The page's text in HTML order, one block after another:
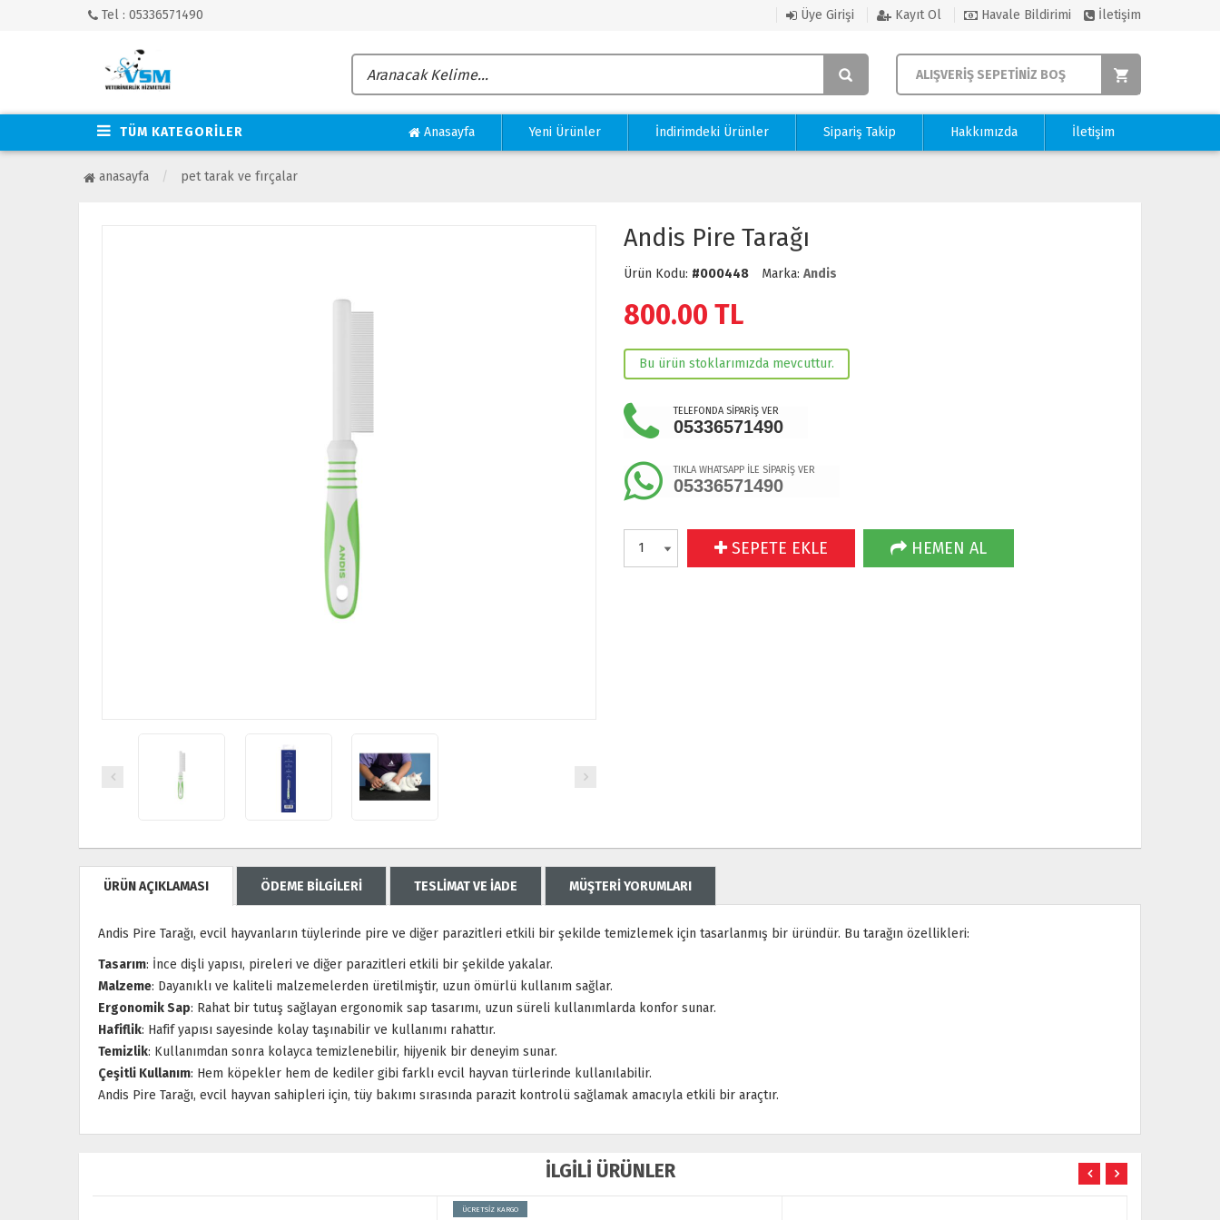
Tel : 05336571490 Üye Girişi Kayıt Ol Havale Bildirimi İletişim
ALIŞVERİŞ SEPETİNİZ BOŞ
TÜM KATEGORİLER Anasayfa Yeni Ürünler İndirimdeki Ürünler Sipariş Takip Hakkımızda İletişim
anasayfa pet tarak ve fırçalar
Andis Pire Tarağı
Ürün Kodu: #000448 Marka: Andis
800.00 TL
Bu ürün stoklarımızda mevcuttur.
TELEFONDA SİPARİŞ VER
05336571490
TIKLA WHATSAPP İLE SİPARİŞ VER
05336571490
SEPETE EKLE HEMEN AL
ÜRÜN AÇIKLAMASI ÖDEME BİLGİLERİ TESLİMAT VE İADE MÜŞTERİ YORUMLARI
Andis Pire Tarağı, evcil hayvanların tüylerinde pire ve diğer parazitleri etkili bir şekilde temizlemek için tasarlanmış bir üründür. Bu tarağın özellikleri:
Tasarım: İnce dişli yapısı, pireleri ve diğer parazitleri etkili bir şekilde yakalar.
Malzeme: Dayanıklı ve kaliteli malzemelerden üretilmiştir, uzun ömürlü kullanım sağlar.
Ergonomik Sap: Rahat bir tutuş sağlayan ergonomik sap tasarımı, uzun süreli kullanımlarda konfor sunar.
Hafiflik: Hafif yapısı sayesinde kolay taşınabilir ve kullanımı rahattır.
Temizlik: Kullanımdan sonra kolayca temizlenebilir, hijyenik bir deneyim sunar.
Çeşitli Kullanım: Hem köpekler hem de kediler gibi farklı evcil hayvan türlerinde kullanılabilir.
Andis Pire Tarağı, evcil hayvan sahipleri için, tüy bakımı sırasında parazit kontrolü sağlamak amacıyla etkili bir araçtır.
İLGİLİ ÜRÜNLER